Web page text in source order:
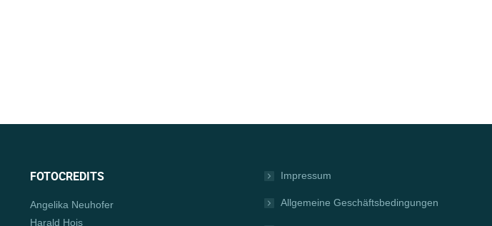
FOTOCREDITS
Angelika Neuhofer
Harald Hois
Impressum
Allgemeine Geschäftsbedingungen